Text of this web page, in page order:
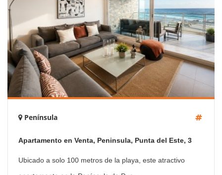
Península
Apartamento en Venta, Peninsula, Punta del Este, 3
Dormitorios.
Ubicado a solo 100 metros de la playa, este atractivo